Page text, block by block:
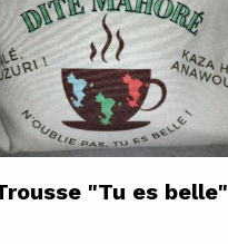
"Tu es belle"